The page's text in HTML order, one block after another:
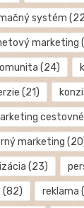
systém
marketing
(24)
(21)
marketing
(23)
(82) reklama